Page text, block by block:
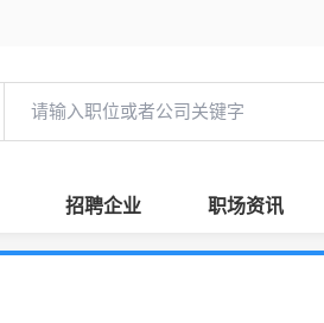
招聘企业 职场资讯